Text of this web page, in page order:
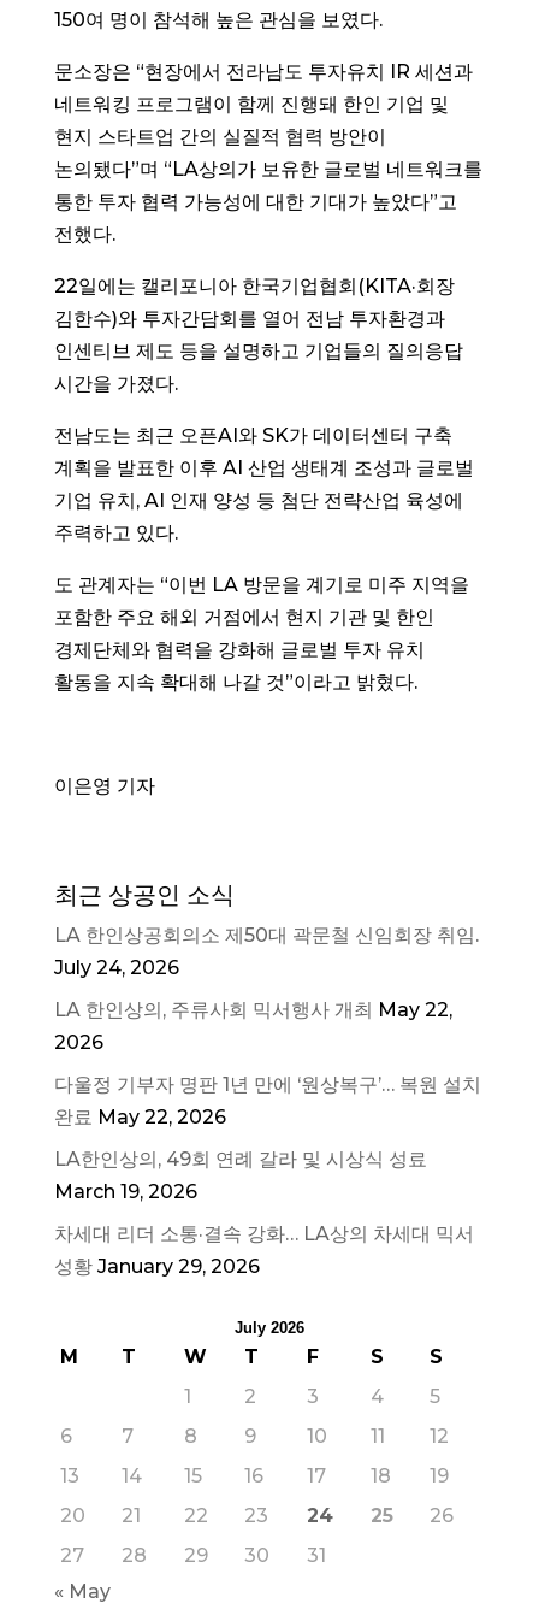
150여 명이 참석해 높은 관심을 보였다.
문소장은 “현장에서 전라남도 투자유치 IR 세션과
네트워킹 프로그램이 함께 진행돼 한인 기업 및
현지 스타트업 간의 실질적 협력 방안이
논의됐다”며 “LA상의가 보유한 글로벌 네트워크를
통한 투자 협력 가능성에 대한 기대가 높았다”고
전했다.
22일에는 캘리포니아 한국기업협회(KITA·회장
김한수)와 투자간담회를 열어 전남 투자환경과
인센티브 제도 등을 설명하고 기업들의 질의응답
시간을 가졌다.
전남도는 최근 오픈AI와 SK가 데이터센터 구축
계획을 발표한 이후 AI 산업 생태계 조성과 글로벌
기업 유치, AI 인재 양성 등 첨단 전략산업 육성에
주력하고 있다.
도 관계자는 “이번 LA 방문을 계기로 미주 지역을
포함한 주요 해외 거점에서 현지 기관 및 한인
경제단체와 협력을 강화해 글로벌 투자 유치
활동을 지속 확대해 나갈 것”이라고 밝혔다.
이은영 기자
최근 상공인 소식
LA 한인상공회의소 제50대 곽문철 신임회장 취임.
July 24, 2026
LA 한인상의, 주류사회 믹서행사 개최 May 22,
2026
다울정 기부자 명판 1년 만에 ‘원상복구’… 복원 설치
완료 May 22, 2026
LA한인상의, 49회 연례 갈라 및 시상식 성료
March 19, 2026
차세대 리더 소통·결속 강화… LA상의 차세대 믹서
성황 January 29, 2026
July 2026
M T W T F S
S
1
2 3 4
5
6
7 8 9 10 11
12
13
14 15 16 17 18
19
20
21 22 23 24 25
26
27
28 29 30
31
« May